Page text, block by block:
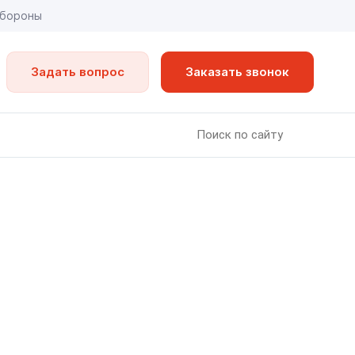
Задать вопрос Заказать звонок